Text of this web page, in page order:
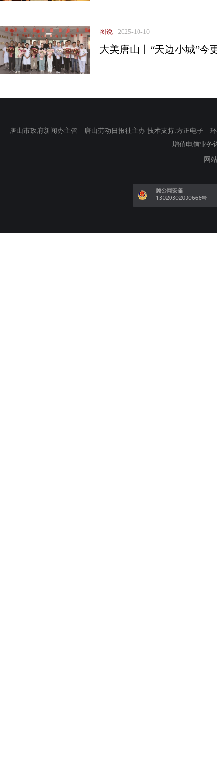
图说 2025-10-10
大美唐山丨“天边小城”今
唐山市政府新闻办主管 唐山劳动日报社主办 技术支持:方正电子
增值电信业务
网